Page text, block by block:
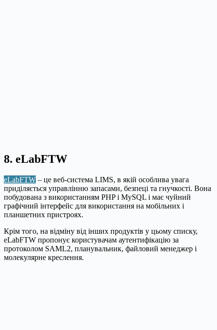
8. eLabFTW
eLabFTW – це веб-система LIMS, в якій особлива увага
приділяється управлінню запасами, безпеці та гнучкості. Вона
побудована з використанням PHP і MySQL і має чуйний
графічний інтерфейс для використання на мобільних і
планшетних пристроях.
Крім того, на відміну від інших продуктів у цьому списку,
eLabFTW пропонує користувачам аутентифікацію за
протоколом SAML2, планувальник, файловий менеджер і
молекулярне креслення.